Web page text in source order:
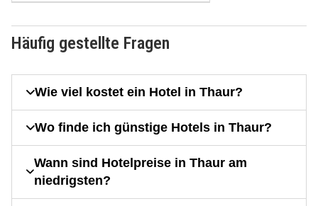
Häufig gestellte Fragen
Wie viel kostet ein Hotel in Thaur?
Wo finde ich günstige Hotels in Thaur?
Wann sind Hotelpreise in Thaur am
niedrigsten?